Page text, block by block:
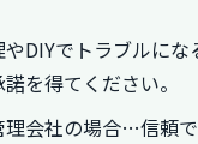
DIYでトラブルにな
を得てください。
理会社の場合…信頼